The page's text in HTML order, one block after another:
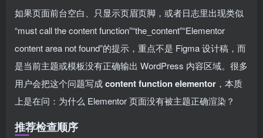
如果页面前台空白、只显示页眉页脚，或者日志里出现类似
“must call the content function”“the_content”“Elementor
content area not found”的提示，重点不是 Figma 设计稿，而
是当前主题或模板没有正确输出 WordPress 内容区域。很多
用户会把这个问题写成content function elementor ，本质
上是在问：为什么 Elementor 页面没有被主题正确渲染？
推荐检查顺序